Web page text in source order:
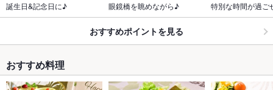
誕生日&記念日に♪ 眼鏡橋を眺めながら♪ 特別な時間が過ご
おすすめポイントを見る
おすすめ料理